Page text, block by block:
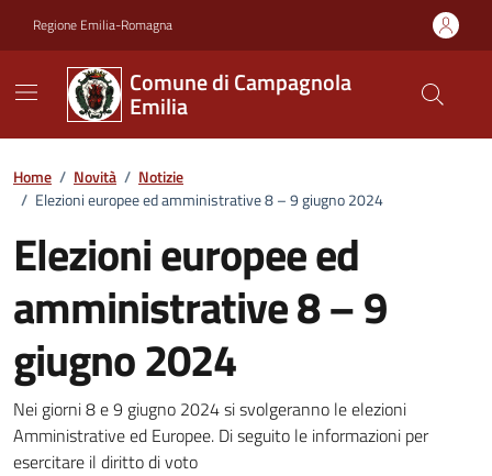
Regione Emilia-Romagna
Comune di Campagnola
Emilia
Home / Novità / Notizie
/ Elezioni europee ed amministrative 8 – 9 giugno 2024
Elezioni europee ed
amministrative 8 – 9
giugno 2024
Dettagli della notizia
Nei giorni 8 e 9 giugno 2024 si svolgeranno le elezioni
Amministrative ed Europee. Di seguito le informazioni per
esercitare il diritto di voto